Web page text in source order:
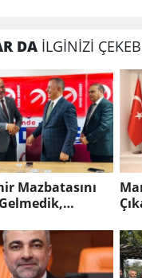
DA İLGİNİZİ
Mazbatasını